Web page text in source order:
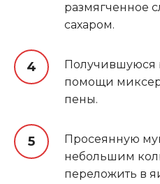
размягченное
сахаром.
Получившуюся
помощи
пены.
Просеянную
небольшим
переложить в